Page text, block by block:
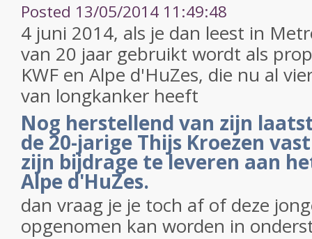
Posted 13/05/2014 11:49:48
4 juni 2014, als je dan leest in
van 20 jaar gebruikt wordt als
KWF en Alpe d'HuZes, die nu al
van longkanker heeft
Nog herstellend van zijn
de 20-jarige Thijs Kroezen
zijn bijdrage te leveren aan
Alpe d'HuZes.
dan vraag je je toch af of deze
opgenomen kan worden in